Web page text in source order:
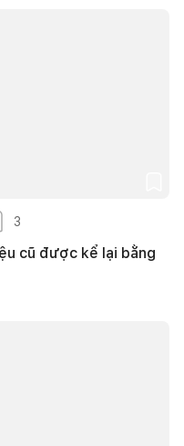
3
cũ được kể lại bằng